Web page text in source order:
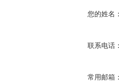
您的姓名
联系电话
常用邮箱